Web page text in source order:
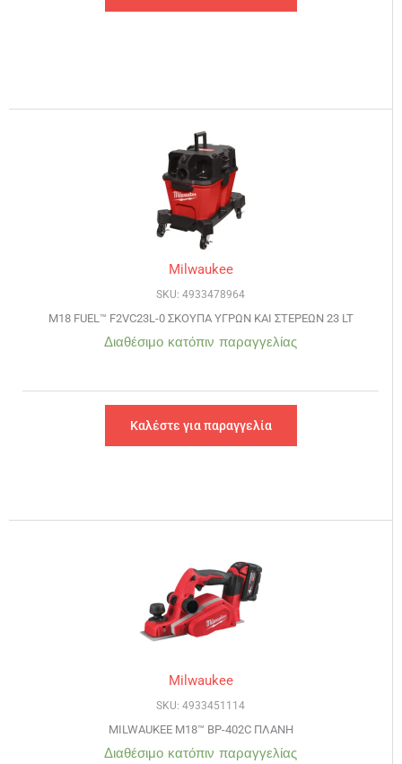
Milwaukee
SKU: 4933478964
M18 FUEL™ F2VC23L-0 ΣΚΟΥΠΑ ΥΓΡΩΝ ΚΑΙ ΣΤΕΡΕΩΝ 23 LT
Διαθέσιμο κατόπιν παραγγελίας
Καλέστε για παραγγελία
Milwaukee
SKU: 4933451114
MILWAUKEE M18™ BP-402C ΠΛΑΝΗ
Διαθέσιμο κατόπιν παραγγελίας